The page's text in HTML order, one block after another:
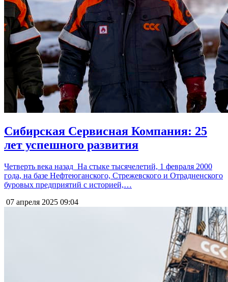
Сибирская Сервисная Компания: 25
лет успешного развития
Четверть века назад На стыке тысячелетий, 1 февраля 2000
года, на базе Нефтеюганского, Стрежевского и Отрадненского
буровых предприятий с историей,…
07 апреля 2025 09:04